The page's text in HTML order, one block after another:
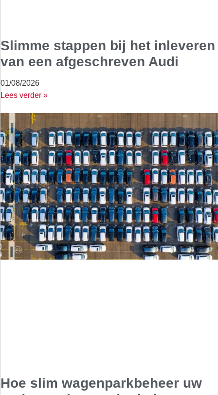
Slimme stappen bij het inleveren
van een afgeschreven Audi
01/08/2026
Lees verder »
Hoe slim wagenparkbeheer uw